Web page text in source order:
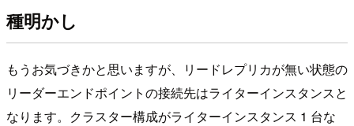
種明かし
もうお気づきかと思いますが、リードレプリカが無い状態の
リーダーエンドポイントの接続先はライターインスタンスと
なります。クラスター構成がライターインスタンス 1 台な